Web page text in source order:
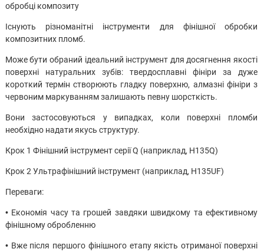
обробці композиту
Існують різноманітні інструменти для фінішної обробки
композитних пломб.
Може бути обраний ідеальний інструмент для досягнення якості
поверхні натуральних зубів: твердосплавні фініри за дуже
короткий термін створюють гладку поверхню, алмазні фініри з
червоним маркуванням залишають певну шорсткість.
Вони застосовуються у випадках, коли поверхні пломби
необхідно надати якусь структуру.
Крок 1 Фінішний інструмент серії Q (наприклад, H135Q)
Крок 2 Ультрафінішний інструмент (наприклад, H135UF)
Переваги:
• Економія часу та грошей завдяки швидкому та ефективному
фінішному обробленню
• Вже після першого фінішного етапу якість отриманої поверхні